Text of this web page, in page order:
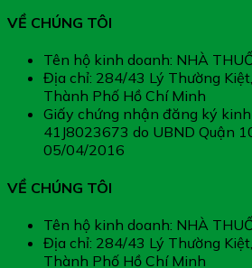
VỀ CHÚNG TÔI
Tên hộ kinh doanh: NHÀ
Địa chỉ: 284/43 Lý Thường
Thành Phố Hồ Chí Minh
Giấy chứng nhận đăng ký kinh
41J8023673 do UBND Quận
05/04/2016
VỀ CHÚNG TÔI
Tên hộ kinh doanh: NHÀ
Địa chỉ: 284/43 Lý Thường
Thành Phố Hồ Chí Minh